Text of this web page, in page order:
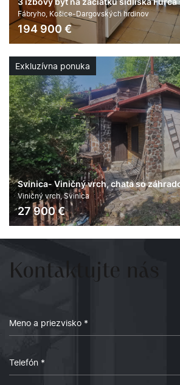
Fábryho, Košice-Dargovských hrdinov
194 900 €
3 66 m2
Exkluzívna ponuka
Svinica- Viničný vrch, chata so
Viničný vrch, Svinica
27 900€
2 24 m2
Kontaktujte nás